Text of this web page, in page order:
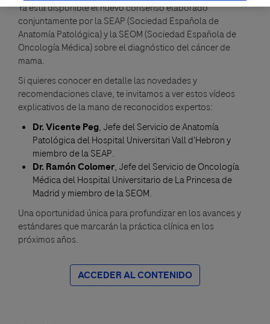
Ya está disponible el nuevo consenso elaborado
conjuntamente por la SEAP (Sociedad Española de
Anatomía Patológica) y la SEOM (Sociedad Española de
Oncología Médica) sobre el diagnóstico del cáncer de
mama.
Si quieres conocer en detalle las novedades y
recomendaciones clave, te invitamos a ver estos vídeos
explicativos de la mano de reconocidos expertos:
Dr. Vicente Peg, Jefe del Servicio de Anatomía
Patológica del Hospital Universitari Vall d'Hebron y
miembro de la SEAP.
Dr. Ramón Colomer, Jefe del Servicio de Oncología
Médica del Hospital Universitario de La Princesa de
Madrid y miembro de la SEOM.
Una oportunidad única para profundizar en los avances y
estándares que marcarán la práctica clínica en los
próximos años.
ACCEDER AL CONTENIDO